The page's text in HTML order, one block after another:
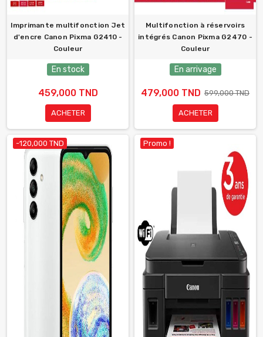
Imprimante multifonction Jet
d'encre Canon Pixma G2410 -
Couleur
En stock
459,000 TND
ACHETER
Multifonction à réservoirs
intégrés Canon Pixma G2470 -
Couleur
En arrivage
479,000 TND 599,000 TND
ACHETER
-120,000 TND Promo !